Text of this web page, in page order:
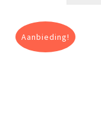
Aanbieding!